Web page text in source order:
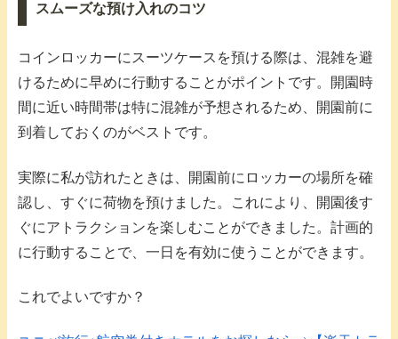
スムーズな預け入れのコツ
コインロッカーにスーツケースを預ける際は、混雑を避
けるために早めに行動することがポイントです。開園時
間に近い時間帯は特に混雑が予想されるため、開園前に
到着しておくのがベストです。
実際に私が訪れたときは、開園前にロッカーの場所を確
認し、すぐに荷物を預けました。これにより、開園後す
ぐにアトラクションを楽しむことができました。計画的
に行動することで、一日を有効に使うことができます。
これでよいですか？